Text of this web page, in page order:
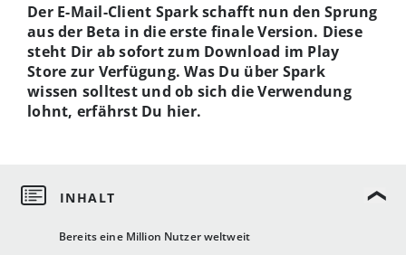
Bereits eine Million Nutzer weltweit
Der E-Mail-Client Spark schafft nun den Sprung
aus der Beta in die erste finale Version. Diese
steht Dir ab sofort zum Download im Play
Store zur Verfügung. Was Du über Spark
wissen solltest und ob sich die Verwendung
lohnt, erfährst Du hier.